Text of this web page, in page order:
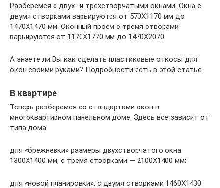
Разберемся с двух- и трехстворчатыми окнами. Окна с
двумя створками варьируются от 570Х1170 мм до
1470Х1470 мм. Оконный проем с тремя створами
варьируются от 1170Х1770 мм до 1470Х2070.
А знаете ли Вы как сделать пластиковые откосы для
окон своими руками? Подробности есть в этой статье.
В квартире
Теперь разберемся со стандартами окон в
многоквартирном панельном доме. Здесь все зависит от
типа дома:
для «брежневки» размеры двухстворчатого окна
1300Х1400 мм, с тремя створками — 2100Х1400 мм;
для «новой планировки»: с двумя створками 1460Х1430